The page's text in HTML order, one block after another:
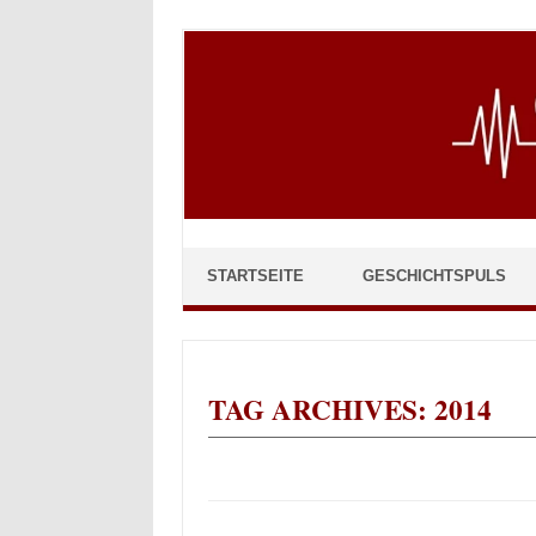
STARTSEITE GESCHICHTSPULS
TAG ARCHIVES: 2014